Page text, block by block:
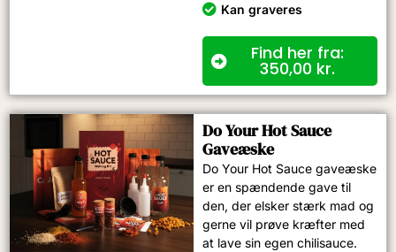
Kan graveres
Find her fra:
350,00 kr.
Do Your Hot Sauce
Gaveæske
Do Your Hot Sauce gaveæske
er en spændende gave til
den, der elsker stærk mad og
gerne vil prøve kræfter med
at lave sin egen chilisauce.